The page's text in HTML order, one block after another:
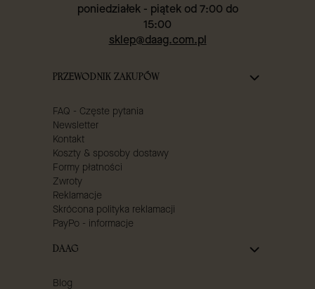
poniedziałek - piątek od 7:00 do
15:00
sklep@daag.com.pl
Linki w stopce
PRZEWODNIK ZAKUPÓW
FAQ - Częste pytania
Newsletter
Kontakt
Koszty & sposoby dostawy
Formy płatności
Zwroty
Reklamacje
Skrócona polityka reklamacji
PayPo - informacje
DAAG
Blog